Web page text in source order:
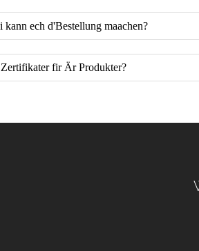
kann ech d'Bestellung maachen?
fir Är Produkter?